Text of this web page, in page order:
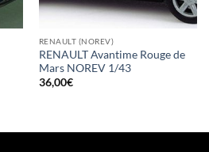
RENAULT (NOREV)
RENAULT Avantime Rouge de
Mars NOREV 1/43
36,00€